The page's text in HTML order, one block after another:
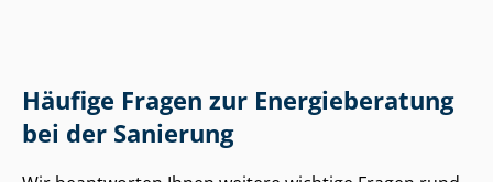
Häufige Fragen zur Energieberatung
bei der Sanierung